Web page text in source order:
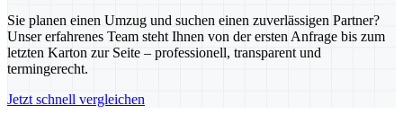
Sie planen einen Umzug und suchen einen zuverlässigen Partner?
Unser erfahrenes Team steht Ihnen von der ersten Anfrage bis zum
letzten Karton zur Seite – professionell, transparent und
termingerecht.
Jetzt schnell vergleichen